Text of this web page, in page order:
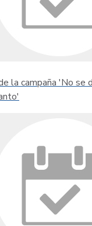
la campaña 'No se